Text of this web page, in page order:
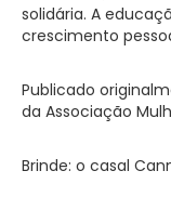
solidária. A
crescimento
Publicado
da Associação
Brinde: o casal